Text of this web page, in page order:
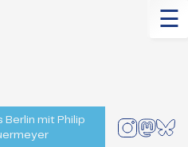
☰
Berlin mit Philip